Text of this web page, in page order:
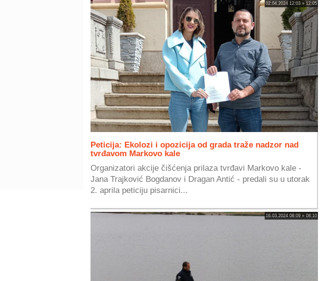
02.04.2024 12:03 » 12:05
Peticija: Ekolozi i opozicija od grada traže nadzor nad
tvrđavom Markovo kale
Organizatori akcije čišćenja prilaza tvrđavi Markovo kale -
Jana Trajković Bogdanov i Dragan Antić - predali su u utorak
2. aprila peticiju pisarnici...
16.03.2024 08:09 » 08:10